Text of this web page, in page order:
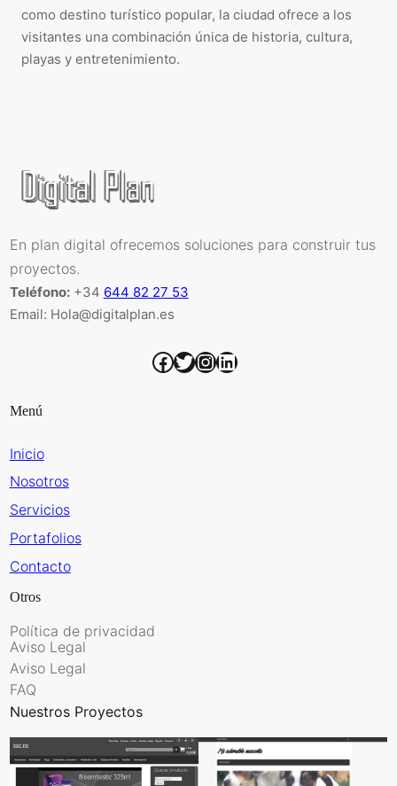
como destino turístico popular, la ciudad ofrece a los
visitantes una combinación única de historia, cultura,
playas y entretenimiento.
En plan digital ofrecemos soluciones para construir tus
proyectos.
Teléfono:+34 644 82 27 53
Email: Hola@digitalplan.es
Facebook Twitter InstagramLinkedIn
Menú
Inicio
Nosotros
Servicios
Portafolios
Contacto
Otros
Política de privacidad
Aviso Legal
Aviso Legal
FAQ
Nuestros Proyectos